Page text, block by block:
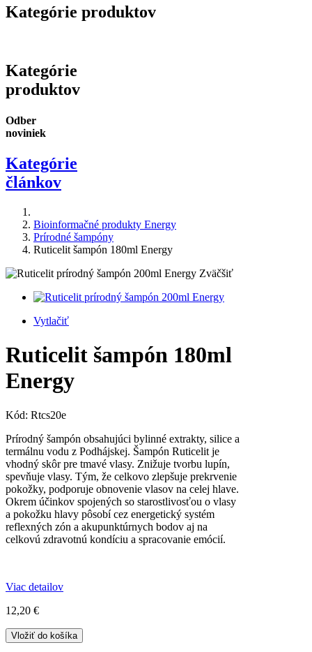
Kategórie produktov
Kategórie
produktov
Odber
noviniek
Kategórie
článkov
Bioinformačné produkty Energy
Prírodné šampóny
Ruticelit šampón 180ml Energy
Zväčšiť
Vytlačiť
Ruticelit šampón 180ml
Energy
Kód: Rtcs20e
Prírodný šampón obsahujúci bylinné extrakty, silice a
termálnu vodu z Podhájskej. Šampón Ruticelit je
vhodný skôr pre tmavé vlasy. Znižuje tvorbu lupín,
spevňuje vlasy. Tým, že celkovo zlepšuje prekrvenie
pokožky, podporuje obnovenie vlasov na celej hlave.
Okrem účinkov spojených so starostlivosťou o vlasy
a pokožku hlavy pôsobí cez energetický systém
reflexných zón a akupunktúrnych bodov aj na
celkovú zdravotnú kondíciu a spracovanie emócií.
Viac detailov
12,20 €
Vložiť do košíka